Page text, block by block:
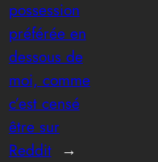
possession
préférée en
dessous de
moi, comme
c’est censé
être sur
Reddit →